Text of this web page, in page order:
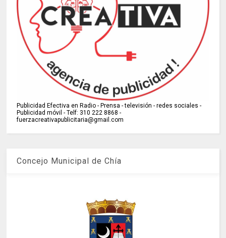
Publicidad Efectiva en Radio - Prensa - televisión - redes sociales -
Publicidad móvil - Telf: 310 222 8868 -
fuerzacreativapublicitaria@gmail.com
Concejo Municipal de Chía